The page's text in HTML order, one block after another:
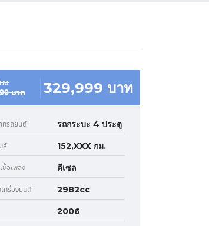
ง
บาท 329,999 บาท
ทรถยนต์ รถกระบะ 4 ประตู
ล์ 152,XXX กม.
ชื้อเพลิง ดีเซล
ครื่องยนต์ 2982cc
2006